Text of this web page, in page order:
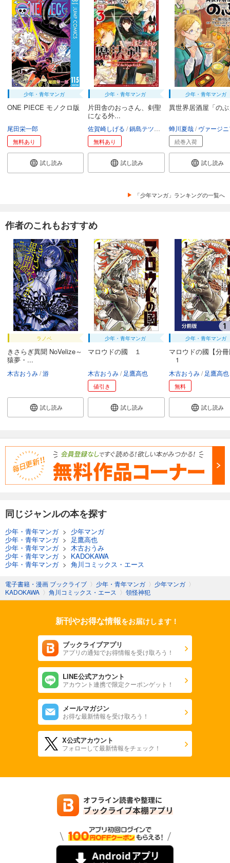
少年・青年マンガ
ONE PIECE モノクロ版
尾田栄一郎
無料あり
試し読み
少年・青年マンガ
片田舎のおっさん、剣聖
になる外...
佐賀崎しげる 鍋島テツヒロ 空路恵 渡辺樹
無料あり
試し読み
少年・青年マンガ
異世界居酒屋「の
蝉川夏哉 ヴァージニア二
続巻入荷
試し読み
「少年マンガ」ランキングの一覧へ
作者のこれもおすすめ
ラノベ
きさらぎ異聞 NoVelize～
猿夢・...
木古おうみ 游
試し読み
少年・青年マンガ
マロウドの國 １
木古おうみ 足鷹高也
値引き
試し読み
少年・青年マンガ
マロウドの國【分
1
木古おうみ 足鷹高也
無料
試し読み
同じジャンルの本を探す
少年・青年マンガ> 少年マンガ
少年・青年マンガ> 足鷹高也
少年・青年マンガ> 木古おうみ
少年・青年マンガ> KADOKAWA
少年・青年マンガ> 角川コミックス・エース
電子書籍・漫画 ブックライブ 〉 少年・青年マンガ 〉 少年マンガ 〉
KADOKAWA 〉 角川コミックス・エース 〉 領怪神犯
新刊やお得な情報をお届けします！
ブックライブアプリ
アプリの通知でお得情報を受け取ろう！
LINE公式アカウント
アカウント連携で限定クーポンゲット！
メールマガジン
お得な最新情報を受け取ろう！
X公式アカウント
フォローして最新情報をチェック！